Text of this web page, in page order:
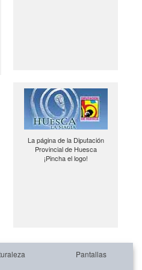
La página de la Diputación
Provincial de Huesca
¡Pincha el logo!
Pantallas